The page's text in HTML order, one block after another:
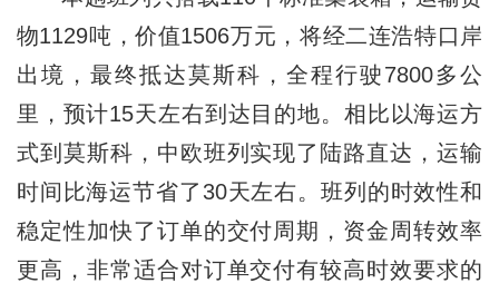
物1129吨，价值1506万元，将经二连浩特口岸
出境，最终抵达莫斯科，全程行驶7800多公
里，预计15天左右到达目的地。相比以海运方
式到莫斯科，中欧班列实现了陆路直达，运输
时间比海运节省了30天左右。班列的时效性和
稳定性加快了订单的交付周期，资金周转效率
更高，非常适合对订单交付有较高时效要求的